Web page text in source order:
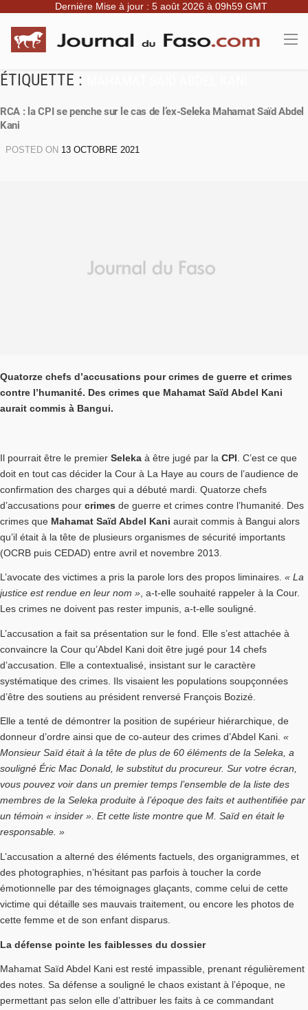
Dernière Mise à jour : 5 août 2026 à 09h59 GMT
ÉTIQUETTE :
RCA : la CPI se penche sur le cas de l’ex-Seleka Mahamat Saïd Abdel
Kani
POSTED ON 13 OCTOBRE 2021
Quatorze chefs d’accusations pour crimes de guerre et crimes
contre l’humanité. Des crimes que Mahamat Saïd Abdel Kani
aurait commis à Bangui.
Il pourrait être le premier Seleka à être jugé par la CPI . C’est ce que
doit en tout cas décider la Cour à La Haye au cours de l’audience de
confirmation des charges qui a débuté mardi. Quatorze chefs
d’accusations pour crimes de guerre et crimes contre l’humanité. Des
crimes que Mahamat Saïd Abdel Kani aurait commis à Bangui alors
qu’il était à la tête de plusieurs organismes de sécurité importants
(OCRB puis CEDAD) entre avril et novembre 2013.
L’avocate des victimes a pris la parole lors des propos liminaires. « La
justice est rendue en leur nom » , a-t-elle souhaité rappeler à la Cour.
Les crimes ne doivent pas rester impunis, a-t-elle souligné.
L’accusation a fait sa présentation sur le fond. Elle s’est attachée à
convaincre la Cour qu’Abdel Kani doit être jugé pour 14 chefs
d’accusation. Elle a contextualisé, insistant sur le caractère
systématique des crimes. Ils visaient les populations soupçonnées
d’être des soutiens au président renversé François Bozizé.
Elle a tenté de démontrer la position de supérieur hiérarchique, de
donneur d’ordre ainsi que de co-auteur des crimes d’Abdel Kani. «
Monsieur Saïd était à la tête de plus de 60 éléments de la Seleka, a
souligné Éric Mac Donald, le substitut du procureur. Sur votre écran,
vous pouvez voir dans un premier temps l’ensemble de la liste des
membres de la Seleka produite à l’époque des faits et authentifiée par
un témoin « insider ». Et cette liste montre que M. Saïd en était le
responsable. »
L’accusation a alterné des éléments factuels, des organigrammes, et
des photographies, n’hésitant pas parfois à toucher la corde
émotionnelle par des témoignages glaçants, comme celui de cette
victime qui détaille ses mauvais traitement, ou encore les photos de
cette femme et de son enfant disparus.
La défense pointe les faiblesses du dossier
Mahamat Saïd Abdel Kani est resté impassible, prenant régulièrement
des notes. Sa défense a souligné le chaos existant à l’époque, ne
permettant pas selon elle d’attribuer les faits à ce commandant